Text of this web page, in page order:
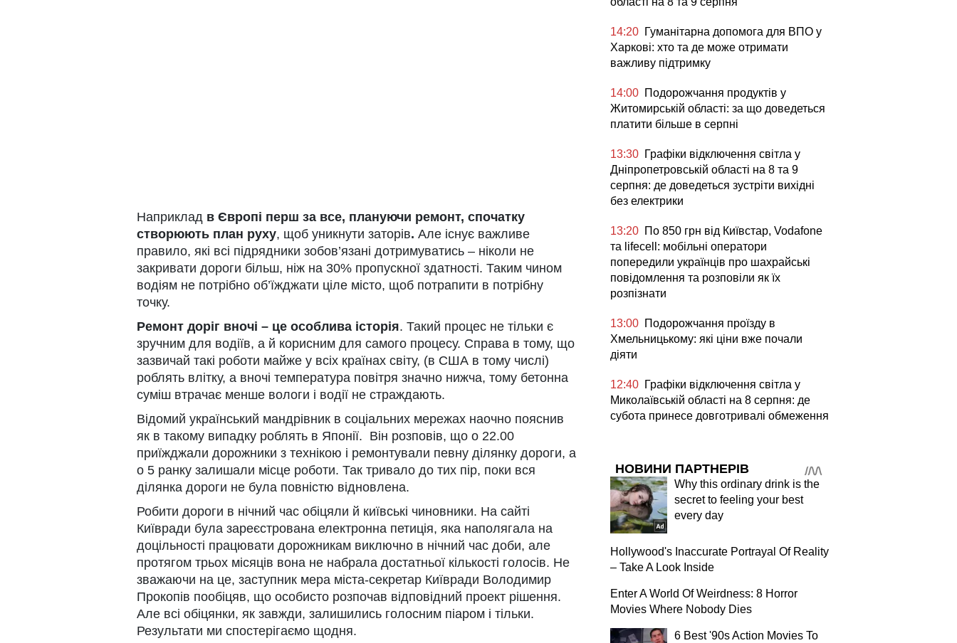
Наприклад в Європі перш за все, плануючи ремонт, спочатку
створюють план руху, щоб уникнути заторів. Але існує важливе
правило, які всі підрядники зобов’язані дотримуватись – ніколи не
закривати дороги більш, ніж на 30% пропускної здатності. Таким чином
водіям не потрібно об’їжджати ціле місто, щоб потрапити в потрібну
точку.
Ремонт доріг вночі – це особлива історія. Такий процес не тільки є
зручним для водіїв, а й корисним для самого процесу. Справа в тому, що
зазвичай такі роботи майже у всіх країнах світу, (в США в тому числі)
роблять влітку, а вночі температура повітря значно нижча, тому бетонна
суміш втрачає менше вологи і водії не страждають.
Відомий український мандрівник в соціальних мережах наочно пояснив
як в такому випадку роблять в Японії. Він розповів, що о 22.00
приїжджали дорожники з технікою і ремонтували певну ділянку дороги, а
о 5 ранку залишали місце роботи. Так тривало до тих пір, поки вся
ділянка дороги не була повністю відновлена.
Робити дороги в нічний час обіцяли й київські чиновники. На сайті
Київради була зареєстрована електронна петиція, яка наполягала на
доцільності працювати дорожникам виключно в нічний час доби, але
протягом трьох місяців вона не набрала достатньої кількості голосів. Не
зважаючи на це, заступник мера міста-секретар Київради Володимир
Прокопів пообіцяв, що особисто розпочав відповідний проект рішення.
Але всі обіцянки, як завжди, залишились голосним піаром і тільки.
Результати ми спостерігаємо щодня.
14:20 Гуманітарна допомога для ВПО у
Харкові: хто та де може отримати
важливу підтримку
14:00 Подорожчання продуктів у
Житомирській області: за що доведеться
платити більше в серпні
13:30 Графіки відключення світла у
Дніпропетровській області на 8 та 9
серпня: де доведеться зустріти вихідні
без електрики
13:20 По 850 грн від Київстар, Vodafone
та lifecell: мобільні оператори
попередили українців про шахрайські
повідомлення та розповіли як їх
розпізнати
13:00 Подорожчання проїзду в
Хмельницькому: які ціни вже почали
діяти
12:40 Графіки відключення світла у
Миколаївській області на 8 серпня: де
субота принесе довготривалі обмеження
НОВИНИ ПАРТНЕРІВ
Why this ordinary drink is the
secret to feeling your best
every day
Hollywood's Inaccurate Portrayal Of Reality
– Take A Look Inside
Enter A World Of Weirdness: 8 Horror
Movies Where Nobody Dies
6 Best '90s Action Movies To